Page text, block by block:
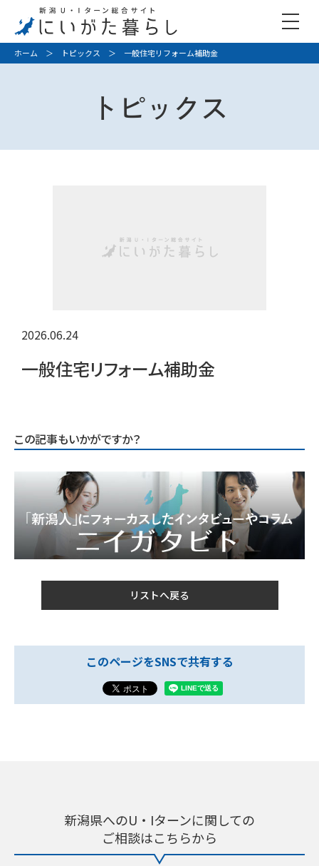
ホーム ＞ トピックス ＞ 一般住宅リフォーム補助金
トピックス
2026.06.24
一般住宅リフォーム補助金
この記事もいかがですか？
リストへ戻る
このページをSNSで共有する
新潟県へのU・Iターンに関しての
ご相談はこちらから